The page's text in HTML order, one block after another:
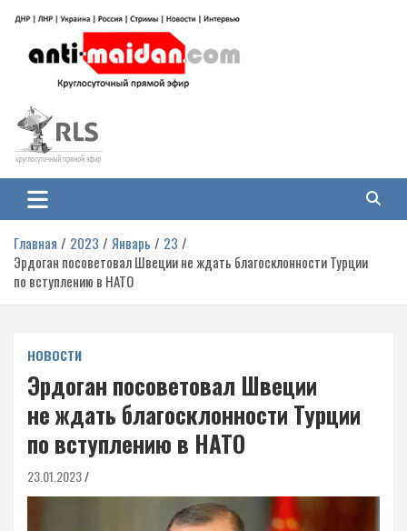
содержимому
Антимайдан: Гражданская война
на Украине
гражданской войне на Украине, включая события в Новороссии, ДНР,
ЛНР и других регионах.
Главная 2023 Январь
23
Эрдоган посоветовал Швеции не ждать благосклонности Турции
по вступлению в НАТО
НОВОСТИ
Эрдоган посоветовал Швеции
не ждать благосклонности Турции
по вступлению в НАТО
23.01.2023